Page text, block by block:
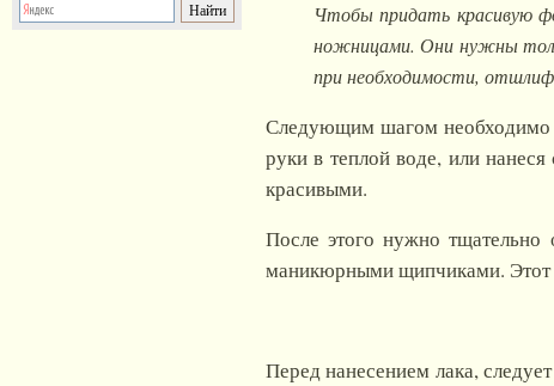
Чтобы придать красивую
ножницами. Они нужны
при необходимости,
Следующим шагом необходимо
руки в теплой воде, или
красивыми.
После этого нужно тщательно
маникюрными щипчиками. Этот
Перед нанесением лака,